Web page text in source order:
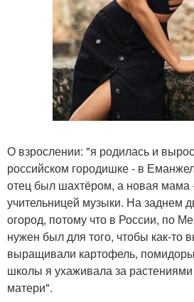
О взрослении: "я родилась и
российском городишке - в
отец был шахтёром, а новая мама
учительницей музыки. На заднем
огород, потому что в России, по
нужен был для того, чтобы как-то
выращивали картофель,
школы я ухаживала за
матери".